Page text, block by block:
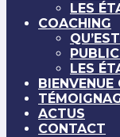
LES
COACHING
LES
ACTUS
CONTACT